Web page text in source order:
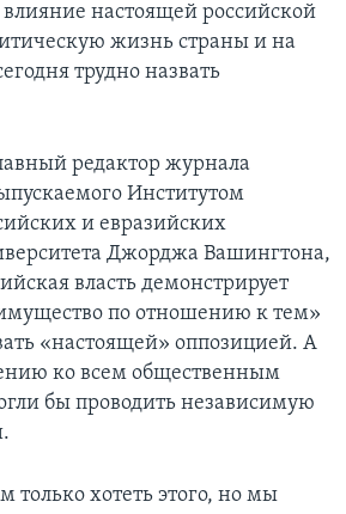
настоящей российской
жизнь страны и на
трудно назвать
редактор журнала
Институтом
и евразийских
Джорджа Вашингтона,
власть демонстрирует
по отношению к тем»
«настоящей» оппозицией. А
ко всем общественным
бы проводить независимую
хотеть этого, но мы